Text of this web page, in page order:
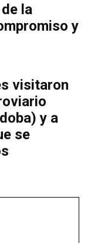
la
y
visitaron
y a
se